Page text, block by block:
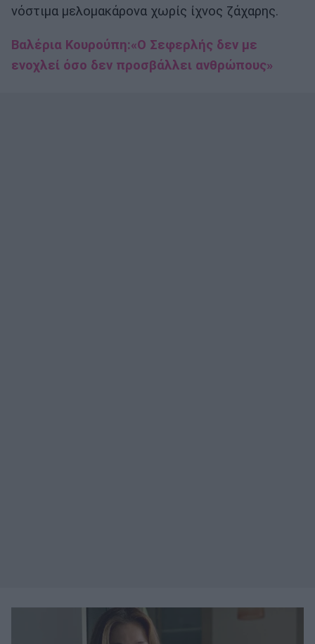
νόστιμα μελομακάρονα χωρίς ίχνος ζάχαρης.
Βαλέρια Κουρούπη:«Ο Σεφερλής δεν με
ενοχλεί όσο δεν προσβάλλει ανθρώπους»